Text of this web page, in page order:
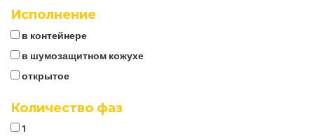
Исполнение
в контейнере
в шумозащитном кожухе
открытое
Количество фаз
1